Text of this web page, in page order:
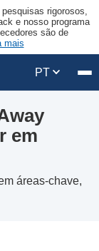
rigorosos,
e nosso programa
são de
mais
PT
em
áreas-chave,